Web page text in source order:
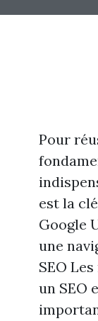
Pour
est la
Google
une
SEO
un SEO